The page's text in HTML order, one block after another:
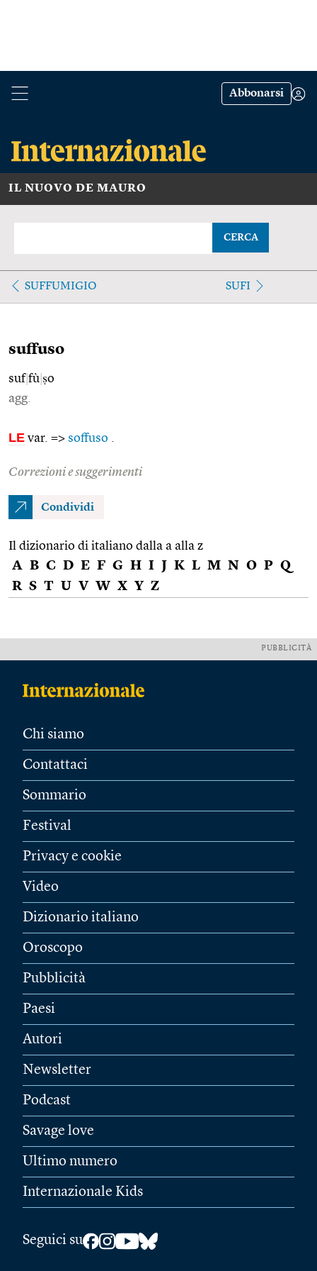
Abbonarsi
IL NUOVO DE MAURO
CERCA
SUFFUMIGIO SUFI
suffuso
suf|fù ṣo
agg.
LE var. => soffuso
Correzioni e suggerimenti
Condividi
Il dizionario di italiano dalla a alla z
A B C D E F G H I J K L M N O P Q
R S T U V W X Y Z
PUBBLICITÀ
Chi siamo
Contattaci
Sommario
Festival
Privacy e cookie
Video
Dizionario italiano
Oroscopo
Pubblicità
Paesi
Autori
Newsletter
Podcast
Savage love
Ultimo numero
Internazionale Kids
Seguici su